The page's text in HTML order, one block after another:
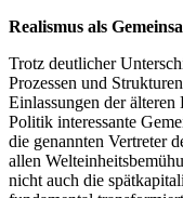
Realismus als
Trotz deutlicher
Prozessen und
Einlassungen der
Politik interessante
die genannten Vertreter
allen
nicht auch die